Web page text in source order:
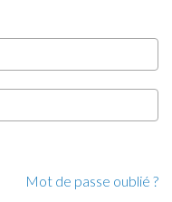
Mot de passe oublié ?